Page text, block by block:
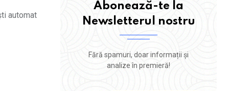
automat
Abonează-te la
Newsletterul nostru
Fără spamuri, doar informații și
analize în premieră!